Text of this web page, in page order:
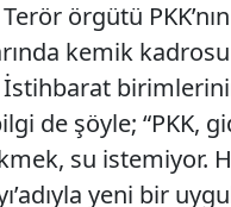
örgütü
kemik
İstihbarat
de şöyle; “PKK,
su istemiyor.
yeni bir